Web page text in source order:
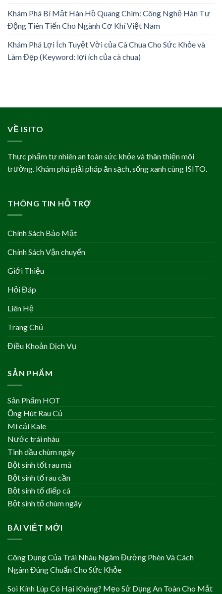
Khám Phá Bí Mật Hàn Hồ Quang Chìm: Công Nghệ Hàn Tự
Động Tiên Tiến Cho Ngành Cơ Khí Việt Nam
Khám Phá Lợi Ích Tuyệt Vời của Cà Chua Cho Sức Khỏe và
Làm Đẹp (Keyword: lợi ích của cà chua)
VỀ ISITO
Thực phẩm tự nhiên an toàn sức khỏe và thân thiện môi
trường. Khám phá giải pháp ăn sạch, sống xanh cùng ISITO.
THÔNG TIN HỖ TRỢ
Chính Sách Bảo Mật
Chính Sách Vận chuyển
Giới Thiệu
Hỏi Đáp
Liên Hệ
Trang Chủ
Điều Khoản Dịch Vụ
SẢN PHẨM
Sản Phẩm HOT
Ống Hút Rau Củ
Mì cải Kale
Nước trái nhàu
Tinh dầu chùm ngây
Bột sinh tốt rau má
Bột sinh tố rau cần
Bột sinh tố diếp cá
Bột sinh tố chùm ngây
BÀI VIẾT MỚI
Công Dụng Của Trái Nhàu Ngâm Đường Phèn Và Cách
Ngâm Đúng Chuẩn Cho Sức Khỏe
Soi Kính Lúp Có Hại Không? Mẹo Sử Dụng An Toàn Cho Mắt